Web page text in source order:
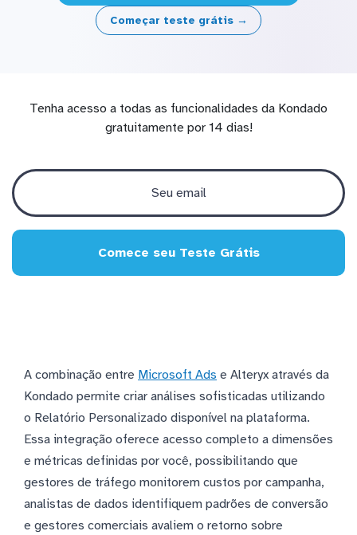
Começar teste grátis →
Tenha acesso a todas as funcionalidades da Kondado
gratuitamente por 14 dias!
Comece seu Teste Grátis
A combinação entre Microsoft Ads e Alteryx através da
Kondado permite criar análises sofisticadas utilizando
o Relatório Personalizado disponível na plataforma.
Essa integração oferece acesso completo a dimensões
e métricas definidas por você, possibilitando que
gestores de tráfego monitorem custos por campanha,
analistas de dados identifiquem padrões de conversão
e gestores comerciais avaliem o retorno sobre